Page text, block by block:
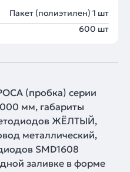
Пакет (полиэтилен) 1 шт
600 шт
(пробка) серии
мм, габариты
ЖЁЛТЫЙ,
металлический,
SMD1608
заливке в форме